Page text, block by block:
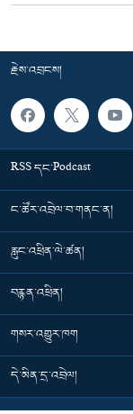
རྗེས་འབྲངས།
RSS དང་Podcast
ང་ཚོར་འབྲེལ་བ་གནང་ན།
རླུང་འཕྲིན་ལེ་ཚན།
བརྙན་འཕྲིན།
གསར་འགྱུར་ཁག
དེ་མིན་དྲ་འབྲེལ།